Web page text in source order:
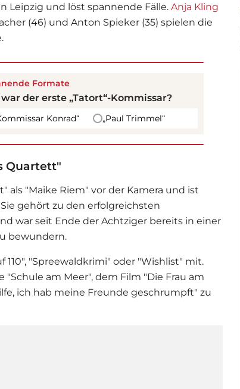
Leipzig und löst spannende Fälle. Anja Kling
(46) und Anton Spieker (35) spielen die
Formate
der erste „Tatort“-Kommissar?
Konrad“ „Paul Trimmel“
Quartett"
als "Maike Riem" vor der Kamera und ist
gehört zu den erfolgreichsten
war seit Ende der Achtziger bereits in einer
bewundern.
110", "Spreewaldkrimi" oder "Wishlist" mit.
"Schule am Meer", dem Film "Die Frau am
ich hab meine Freunde geschrumpft" zu